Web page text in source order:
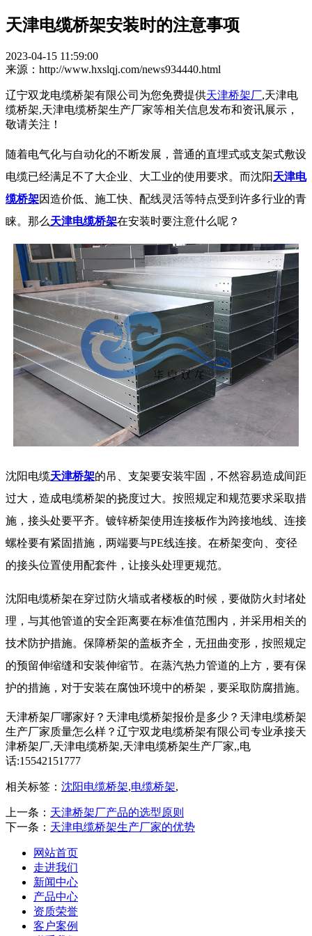
天津电缆桥架安装时的注意事项
2023-04-15 11:59:00
来源：http://www.hxslqj.com/news934440.html
辽宁双龙电缆桥架有限公司为您免费提供天津桥架厂,天津电
缆桥架,天津电缆桥架生产厂家等相关信息发布和资讯展示，
敬请关注！
随着电气化与自动化的不断发展，普通的直埋式或支架式敷设
电缆已经满足不了大企业、大工业的使用要求。而沈阳天津电
缆桥架因造价低、施工快、配线灵活等特点受到许多行业的青
睐。那么天津电缆桥架在安装时要注意什么呢？
沈阳电缆天津桥架的吊、支架要安装牢固，不然容易造成间距
过大，造成电缆桥架的挠度过大。按照规定和规范要求采取措
施，接头处要平齐。镀锌桥架使用连接板作为跨接地线、连接
螺栓要有紧固措施，两端要与PE线连接。在桥架变向、变径
的接头位置使用配套件，让接头处理更规范。
沈阳电缆桥架在穿过防火墙或者楼板的时候，要做防火封堵处
理，与其他管道的安全距离要在标准值范围内，并采用相关的
技术防护措施。保障桥架的盖板齐全，无扭曲变形，按照规定
的预留伸缩缝和安装伸缩节。在蒸汽热力管道的上方，要有保
护的措施，对于安装在腐蚀环境中的桥架，要采取防腐措施。
天津桥架厂哪家好？天津电缆桥架报价是多少？天津电缆桥架
生产厂家质量怎么样？辽宁双龙电缆桥架有限公司专业承接天
津桥架厂,天津电缆桥架,天津电缆桥架生产厂家,,电
话:15542151777
相关标签： 沈阳电缆桥架,电缆桥架,
上一条： 天津桥架厂产品的选型原则
下一条： 天津电缆桥架生产厂家的优势
网站首页
走进我们
新闻中心
产品中心
资质荣誉
客户案例